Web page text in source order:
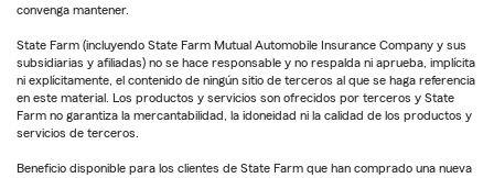
convenga mantener.
State Farm (incluyendo State Farm Mutual Automobile Insurance Company y sus
subsidiarias y afiliadas) no se hace responsable y no respalda ni aprueba, implícita
ni explícitamente, el contenido de ningún sitio de terceros al que se haga referencia
en este material. Los productos y servicios son ofrecidos por terceros y State
Farm no garantiza la mercantabilidad, la idoneidad ni la calidad de los productos y
servicios de terceros.
Beneficio disponible para los clientes de State Farm que han comprado una nueva